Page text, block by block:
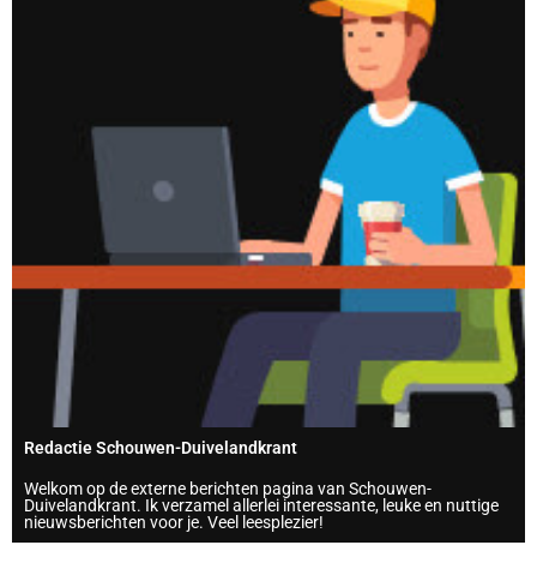
Redactie Schouwen-Duivelandkrant
Welkom op de externe berichten pagina van Schouwen-
Duivelandkrant. Ik verzamel allerlei interessante, leuke en nuttige
nieuwsberichten voor je. Veel leesplezier!